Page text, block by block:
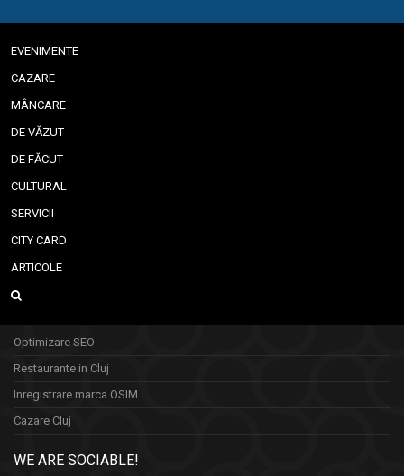
EVENIMENTE
CAZARE
MÂNCARE
DE VĂZUT
DE FĂCUT
CULTURAL
SERVICII
CITY CARD
ARTICOLE
Optimizare SEO
Restaurante in Cluj
Inregistrare marca OSIM
Cazare Cluj
WE ARE SOCIABLE!